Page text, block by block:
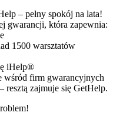
– pełny spokój na lata!
gwarancji, która zapewnia:
1500 warsztatów
iHelp®
wśród firm gwarancyjnych
resztą zajmuje się GetHelp.